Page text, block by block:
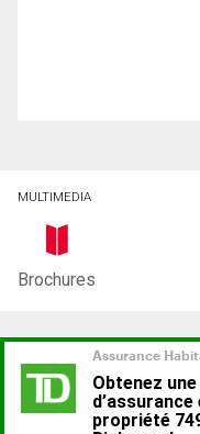
MULTIMEDIA
Brochures